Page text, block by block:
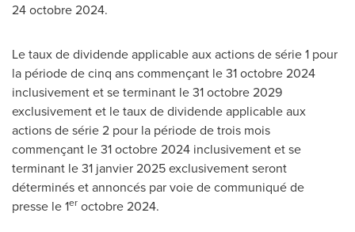
24 octobre 2024.
Le taux de dividende applicable aux actions de série 1 pour
la période de cinq ans commençant le 31 octobre 2024
inclusivement et se terminant le 31 octobre 2029
exclusivement et le taux de dividende applicable aux
actions de série 2 pour la période de trois mois
commençant le 31 octobre 2024 inclusivement et se
terminant le 31 janvier 2025 exclusivement seront
déterminés et annoncés par voie de communiqué de
presse le 1er octobre 2024.